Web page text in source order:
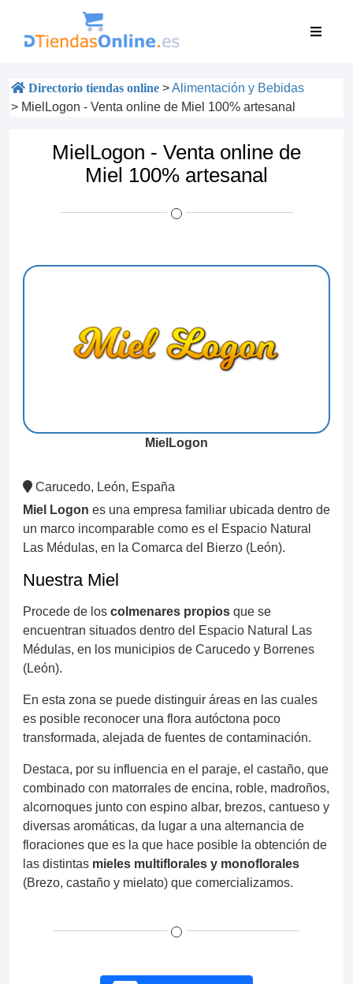
Directorio tiendas online >Alimentación y Bebidas
> MielLogon - Venta online de Miel 100% artesanal
MielLogon - Venta online de
Miel 100% artesanal
MielLogon
Carucedo, León, España
Miel Logon es una empresa familiar ubicada dentro de
un marco incomparable como es el Espacio Natural
Las Médulas, en la Comarca del Bierzo (León).
Nuestra Miel
Procede de los colmenares propios que se
encuentran situados dentro del Espacio Natural Las
Médulas, en los municipios de Carucedo y Borrenes
(León).
En esta zona se puede distinguir áreas en las cuales
es posible reconocer una flora autóctona poco
transformada, alejada de fuentes de contaminación.
Destaca, por su influencia en el paraje, el castaño, que
combinado con matorrales de encina, roble, madroños,
alcornoques junto con espino albar, brezos, cantueso y
diversas aromáticas, da lugar a una alternancia de
floraciones que es la que hace posible la obtención de
las distintas mieles multiflorales y monoflorales
(Brezo, castaño y mielato) que comercializamos.